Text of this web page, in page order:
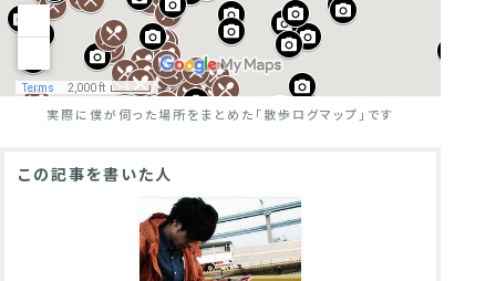
実際に僕が伺った場所をまとめた 「散歩ログマップ」です
この記事を書いた人